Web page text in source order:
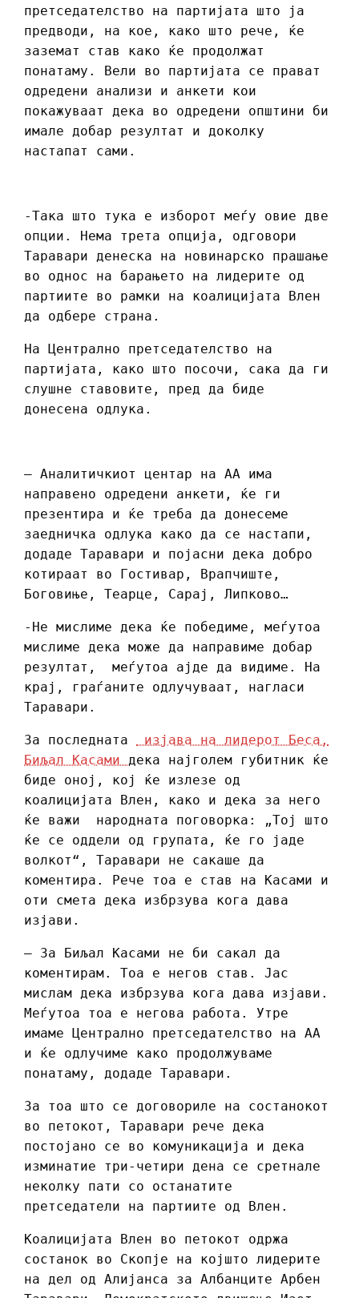
претседателство на партијата што ја
предводи, на кое, како што рече, ќе
заземат став како ќе продолжат
понатаму. Вели во партијата се прават
одредени анализи и анкети кои
покажуваат дека во одредени општини би
имале добар резултат и доколку
настапат сами.
-Така што тука е изборот меѓу овие две
опции. Нема трета опција, одговори
Таравари денеска на новинарско прашање
во однос на барањето на лидерите од
партиите во рамки на коалицијата Влен
да одбере страна.
На Централно претседателство на
партијата, како што посочи, сака да ги
слушне ставовите, пред да биде
донесена одлука.
– Аналитичкиот центар на АА има
направено одредени анкети, ќе ги
презентира и ќе треба да донесеме
заедничка одлука како да се настапи,
додаде Таравари и појасни дека добро
котираат во Гостивар, Врапчиште,
Боговиње, Теарце, Сарај, Липково…
-Не мислиме дека ќе победиме, меѓутоа
мислиме дека може да направиме добар
резултат, меѓутоа ајде да видиме. На
крај, граѓаните одлучуваат, нагласи
Таравари.
За последната
изјава на лидерот Беса,
Биљал Касами дека најголем губитник ќе
биде оној, кој ќе излезе од
коалицијата Влен, како и дека за него
ќе важи народната поговорка: „Тој што
ќе се оддели од групата, ќе го јаде
волкот“, Таравари не сакаше да
коментира. Рече тоа е став на Касами и
оти смета дека избрзува кога дава
изјави.
– За Биљал Касами не би сакал да
коментирам. Тоа е негов став. Јас
мислам дека избрзува кога дава изјави.
Меѓутоа тоа е негова работа. Утре
имаме Централно претседателство на АА
и ќе одлучиме како продолжуваме
понатаму, додаде Таравари.
За тоа што се договориле на состанокот
во петокот, Таравари рече дека
постојано се во комуникација и дека
изминатие три-четири дена се сретнале
неколку пати со останатите
претседатели на партиите од Влен.
Коалицијата Влен во петокот одржа
состанок во Скопје на којшто лидерите
на дел од Алијанса за Албанците Арбен